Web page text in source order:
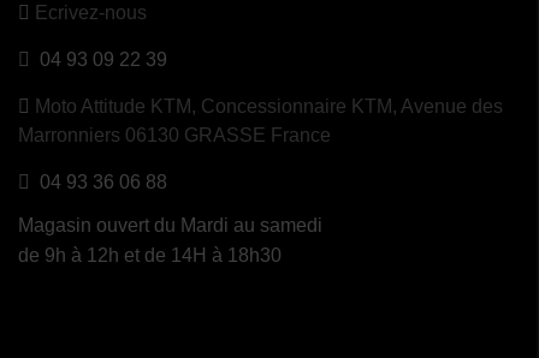
Ecrivez-nous
04 93 09 22 39
Moto Attitude KTM, Concessionnaire KTM, Avenue des
Marronniers 06130 GRASSE France
04 93 36 06 88
Magasin ouvert du Mardi au samedi
de 9h à 12h et de 14H à 18h30